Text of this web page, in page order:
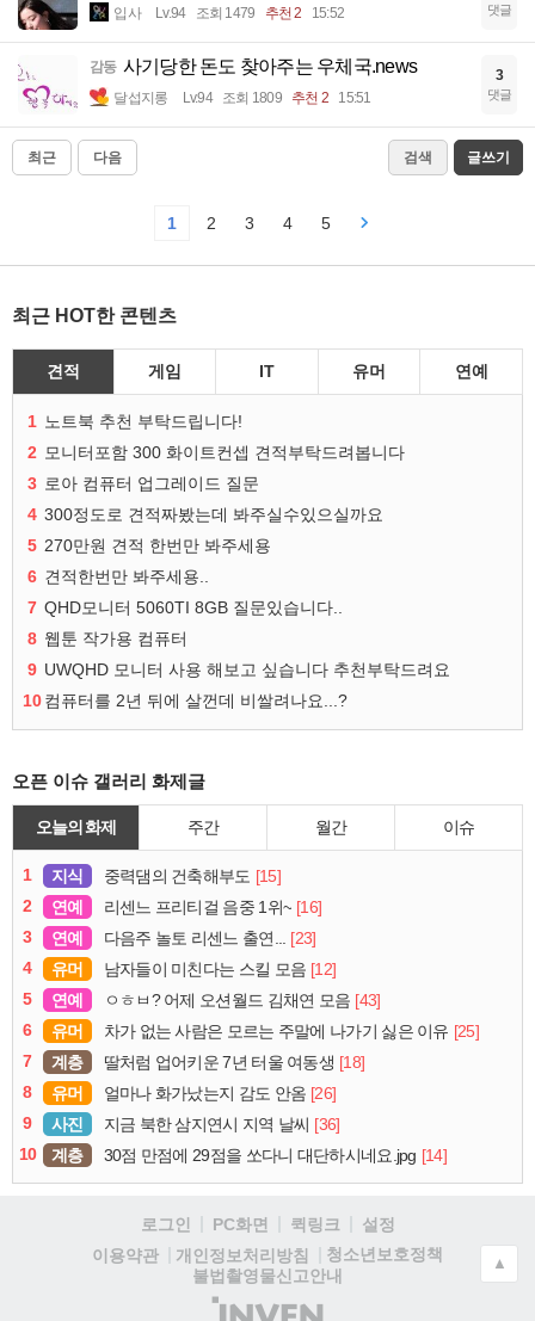
입사 Lv.94 조회 1479 추천 2 15:52 댓글
감동 사기당한 돈도 찾아주는 우체국.news
달섭지롱 Lv.94 조회 1809 추천 2 15:51
3
댓글
최근 다음 검색 글쓰기
1 2 3 4 5
최근 HOT한 콘텐츠
견적 게임 IT 유머 연예
1 노트북 추천 부탁드립니다!
2 모니터포함 300 화이트컨셉 견적부탁드려봅니다
3 로아 컴퓨터 업그레이드 질문
4 300정도로 견적짜봤는데 봐주실수있으실까요
5 270만원 견적 한번만 봐주세용
6 견적한번만 봐주세용..
7 QHD모니터 5060TI 8GB 질문있습니다..
8 웹툰 작가용 컴퓨터
9 UWQHD 모니터 사용 해보고 싶습니다 추천부탁드려요
10컴퓨터를 2년 뒤에 살껀데 비쌀려나요...?
오픈 이슈 갤러리 화제글
오늘의 화제 주간 월간 이슈
1 지식 중력댐의 건축해부도 [15]
2
연예 리센느 프리티걸 음중 1위~ [16]
3
연예 다음주 놀토 리센느 출연...
[23]
4
유머 남자들이 미친다는 스킬 모음 [12]
5
연예 ㅇㅎㅂ? 어제 오션월드 김채연 모음 [43]
6
유머 차가 없는 사람은 모르는 주말에 나가기 싫은 이유 [25]
7
계층 딸처럼 업어키운 7년 터울 여동생 [18]
8
유머 얼마나 화가났는지 감도 안옴 [26]
9
사진 지금 북한 삼지연시 지역 날씨 [36]
10
계층 30점 만점에 29점을 쏘다니 대단하시네요.jpg [14]
로그인 PC화면 퀵링크
설정
이용약관
개인정보처리방침
청소년보호정책
불법촬영물신고안내
(주)
▲